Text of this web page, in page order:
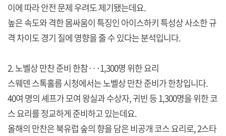
이에 따라 안전 문제 우려도 제기됐는데요.
높은 속도와 격한 몸싸움이 특징인 아이스하키 특성상 사소한 규
격 차이도 경기 질에 영향을 줄 수 있다는 분석입니다.
2. 노벨상 만찬 준비 한참···1,300명 위한 요리
스웨덴 스톡홀름 시청에서는 노벨상 만찬 준비가 한창입니다.
40여 명의 셰프가 모여 왕실과 수상자, 귀빈 등 1,300명을 위한 코
스 요리를 정교하게 준비하고 있는데요.
올해의 만찬은 북유럽 숲의 향을 담은 비공개 코스 요리로, 2스타